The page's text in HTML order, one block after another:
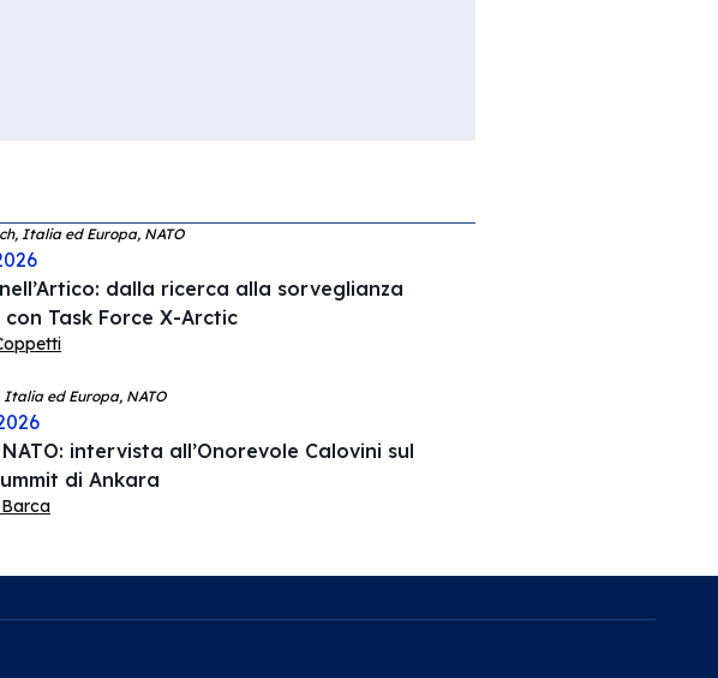
Italia ed Europa, NATO
dalla ricerca alla sorveglianza
Task Force X-Arctic
ed Europa, NATO
intervista all’Onorevole Calovini sul
di Ankara